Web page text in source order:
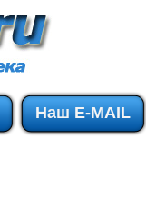
Наш E-MAIL